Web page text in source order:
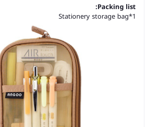
Packing list:
Stationery storage bag*1